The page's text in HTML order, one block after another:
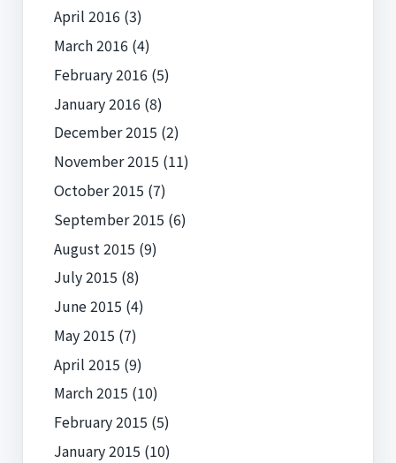
April 2016(3)
March 2016(4)
February 2016(5)
January 2016(8)
December 2015 (2)
November 2015 (11)
October 2015 (7)
September 2015 (6)
August 2015 (9)
July 2015 (8)
June 2015 (4)
May 2015 (7)
April 2015 (9)
March 2015 (10)
February 2015 (5)
January 2015 (10)